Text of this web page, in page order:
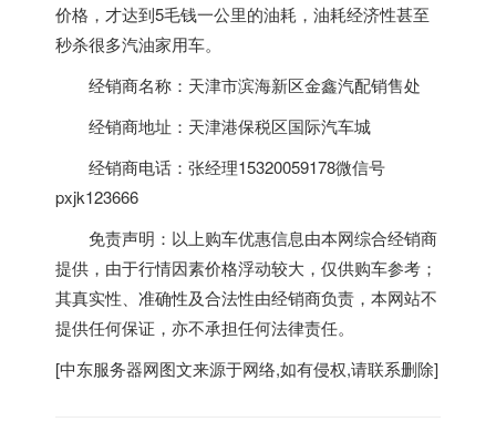
价格，才达到5毛钱一公里的油耗，油耗经济性甚至
秒杀很多汽油家用车。
经销商名称：天津市滨海新区金鑫汽配销售处
经销商地址：天津港保税区国际汽车城
经销商电话：张经理15320059178微信号
pxjk123666
免责声明：以上购车优惠信息由本网综合经销商
提供，由于行情因素价格浮动较大，仅供购车参考；
其真实性、准确性及合法性由经销商负责，本网站不
提供任何保证，亦不承担任何法律责任。
[中东服务器网图文来源于网络,如有侵权,请联系删除]